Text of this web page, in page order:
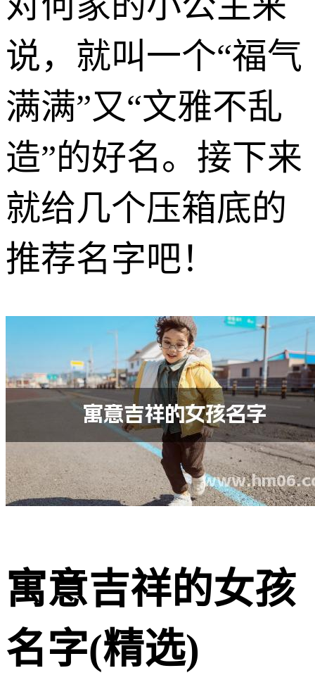
说，就叫一个“福气
满满”又“文雅不乱
造”的好名。接下来
就给几个压箱底的
推荐名字吧！
寓意吉祥的女孩
名字(精选)